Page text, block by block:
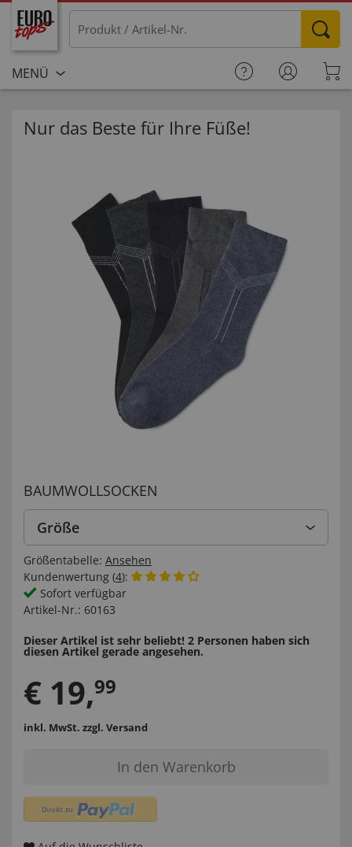
MENÜ
Nur das Beste für Ihre Füße!
BAUMWOLLSOCKEN
Größe
Größentabelle: Ansehen
Kundenwertung (4):
Sofort verfügbar
Artikel-Nr.: 60163
Dieser Artikel ist sehr beliebt! 2 Personen haben sich
diesen Artikel gerade angesehen.
€ 19,99
inkl. MwSt. zzgl. Versand
In den Warenkorb